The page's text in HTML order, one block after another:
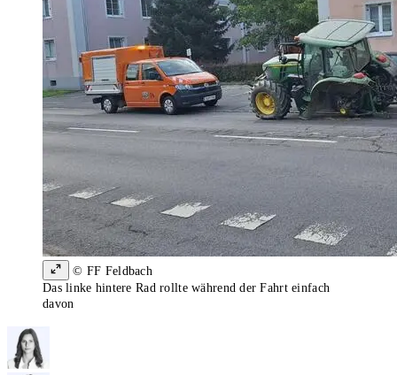
© FF Feldbach
Das linke hintere Rad rollte während der Fahrt einfach
davon